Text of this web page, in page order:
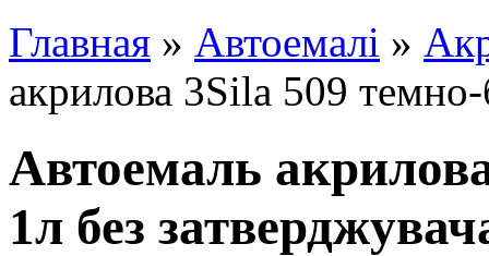
Главная » Автоемалі »
акрилова 3Sila 509 темно-
Автоемаль
1л без